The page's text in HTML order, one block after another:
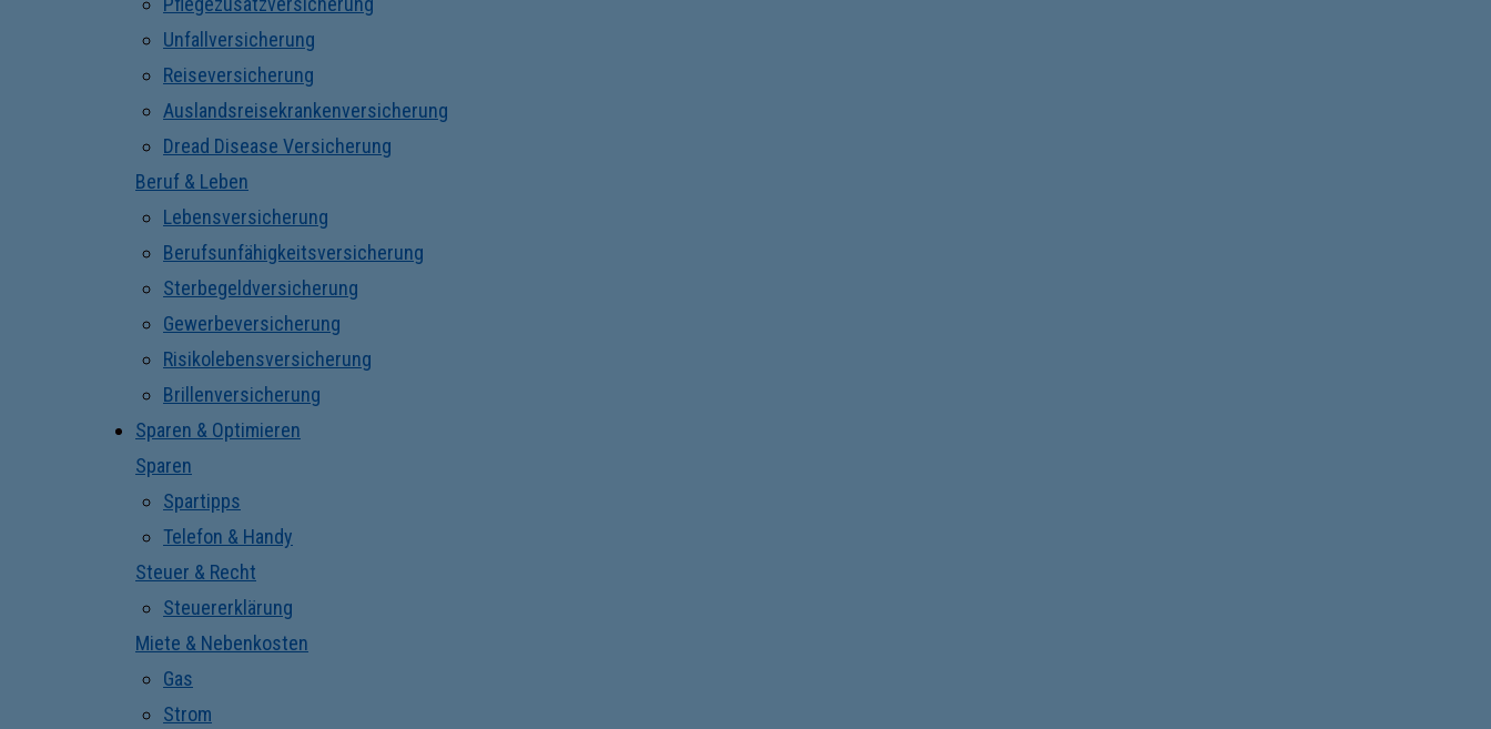
Unfallversicherung
Reiseversicherung
Auslandsreisekrankenversicherung
Dread Disease Versicherung
Beruf & Leben
Lebensversicherung
Berufsunfähigkeitsversicherung
Sterbegeldversicherung
Gewerbeversicherung
Risikolebensversicherung
Brillenversicherung
Sparen & Optimieren
Sparen
Spartipps
Telefon & Handy
Steuer & Recht
Steuererklärung
Miete & Nebenkosten
Gas
Strom